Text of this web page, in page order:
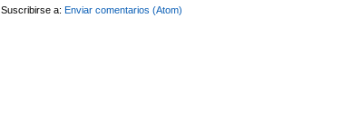
Suscribirse a: Enviar comentarios (Atom)